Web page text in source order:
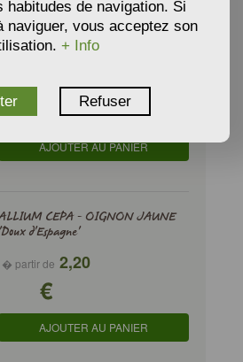
ALLIUM CEPA - OIGNON en
(jaune, rouge, blanc)
2,20
AJOUTER AU PANIER
CEPA - OIGNON JAUNE
'Doux d'Espagne'
� partir de 2,20
€
AJOUTER AU PANIER
habitudes de navigation. Si
naviguer, vous acceptez son
+ Info
Refuser